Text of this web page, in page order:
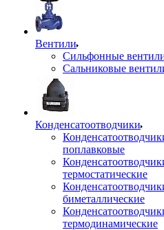
Вентили
Сильфонные
Сальниковые
Конденсатоотводчики
поплавковые
термостатические
биметаллические
термодинамические